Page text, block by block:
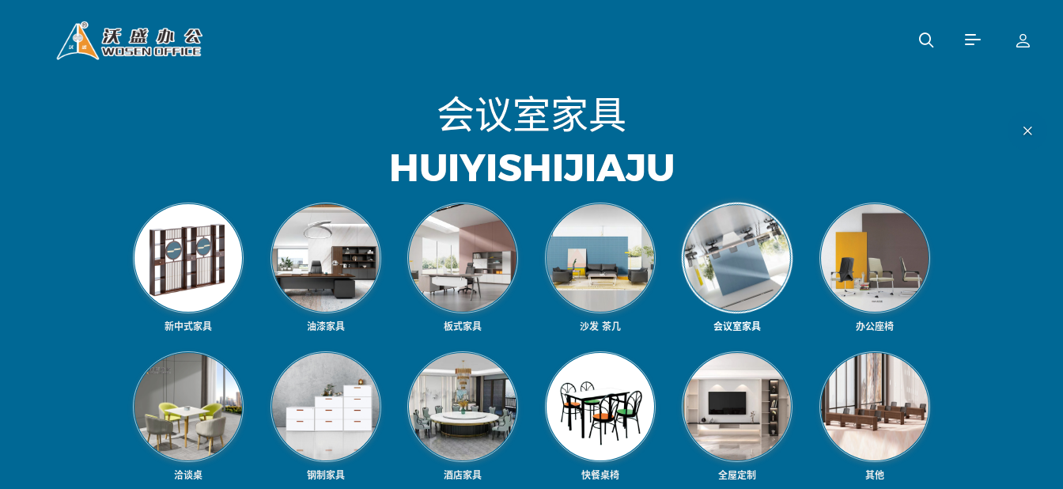
会议室家具
H U Y S H J IAJU
新中式家具 油漆家具 板式家具 沙发 茶几 会议室家具 办公座椅
洽谈桌 钢制家具 酒店家具 快餐桌椅 全屋定制 其他